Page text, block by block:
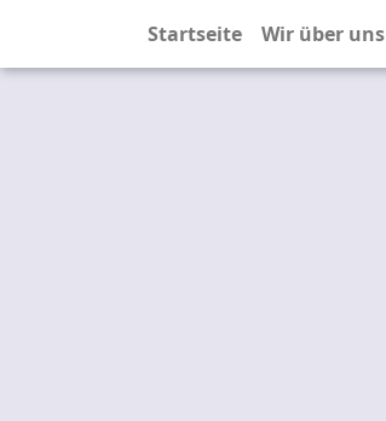
Startseite Wir über uns